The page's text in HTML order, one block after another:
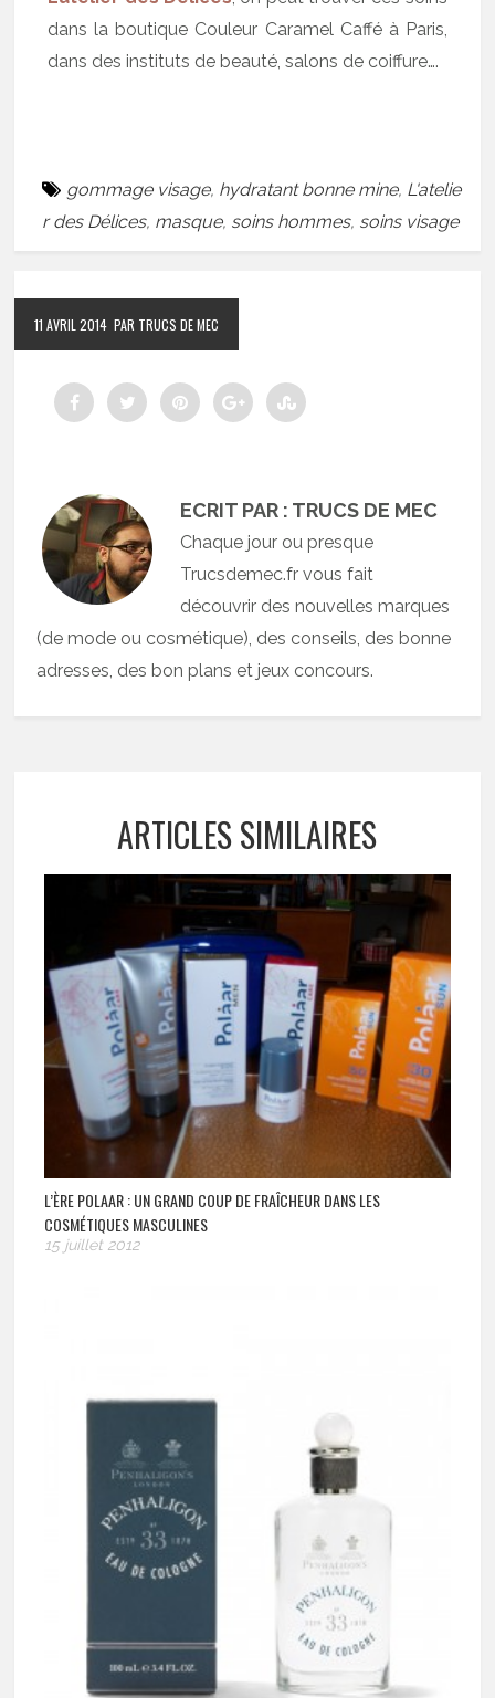
dans la boutique Couleur Caramel Caffé à Paris,
dans des instituts de beauté, salons de coiffure….
gommage visage, hydratant bonne mine, L'atelie
r des Délices, masque, soins hommes, soins visage
11 AVRIL 2014 PAR TRUCS DE MEC
ECRIT PAR : TRUCS DE MEC
Chaque jour ou presque
Trucsdemec.fr vous fait
découvrir des nouvelles marques
(de mode ou cosmétique), des conseils, des bonne
adresses, des bon plans et jeux concours.
ARTICLES SIMILAIRES
L’ÈRE POLAAR : UN GRAND COUP DE FRAÎCHEUR DANS LES
COSMÉTIQUES MASCULINES
15 juillet 2012